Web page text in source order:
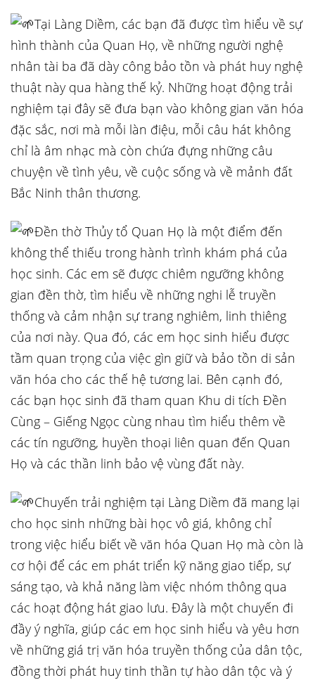
Tại Làng Diềm, các bạn đã được tìm hiểu về sự
hình thành của Quan Họ, về những người nghệ
nhân tài ba đã dày công bảo tồn và phát huy nghệ
thuật này qua hàng thế kỷ. Những hoạt động trải
nghiệm tại đây sẽ đưa bạn vào không gian văn hóa
đặc sắc, nơi mà mỗi làn điệu, mỗi câu hát không
chỉ là âm nhạc mà còn chứa đựng những câu
chuyện về tình yêu, về cuộc sống và về mảnh đất
Bắc Ninh thân thương.
Đền thờ Thủy tổ Quan Họ là một điểm đến
không thể thiếu trong hành trình khám phá của
học sinh. Các em sẽ được chiêm ngưỡng không
gian đền thờ, tìm hiểu về những nghi lễ truyền
thống và cảm nhận sự trang nghiêm, linh thiêng
của nơi này. Qua đó, các em học sinh hiểu được
tầm quan trọng của việc gìn giữ và bảo tồn di sản
văn hóa cho các thế hệ tương lai. Bên cạnh đó,
các bạn học sinh đã tham quan Khu di tích Đền
Cùng – Giếng Ngọc cùng nhau tìm hiểu thêm về
các tín ngưỡng, huyền thoại liên quan đến Quan
Họ và các thần linh bảo vệ vùng đất này.
Chuyến trải nghiệm tại Làng Diềm đã mang lại
cho học sinh những bài học vô giá, không chỉ
trong việc hiểu biết về văn hóa Quan Họ mà còn là
cơ hội để các em phát triển kỹ năng giao tiếp, sự
sáng tạo, và khả năng làm việc nhóm thông qua
các hoạt động hát giao lưu. Đây là một chuyến đi
đầy ý nghĩa, giúp các em học sinh hiểu và yêu hơn
về những giá trị văn hóa truyền thống của dân tộc,
đồng thời phát huy tinh thần tự hào dân tộc và ý